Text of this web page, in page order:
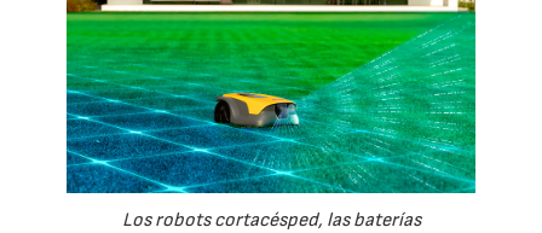
Los robots cortacésped, las baterías